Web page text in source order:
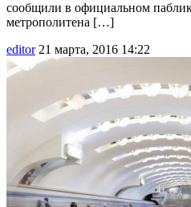
сообщили в официальном
метрополитена […]
editor 21 марта, 2016 14:22